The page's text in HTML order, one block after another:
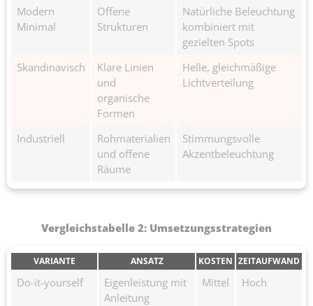
Modern
Minimal
Offene
Strukturen
Natürliche Beleuchtung
kombiniert mit
gezielten Spots
Skandinavisch
Klare Linien
und
organische
Formen
Helle, gleichmäßige
Lichtverteilung
Industriell
Rohmaterialien
und offene
Räume
Stimmungsvolle
Akzentbeleuchtung
Vergleichstabelle 2: Umsetzungsstrategien
VARIANTE ANSATZ KOSTEN ZEITAUFWAND
Do-it-yourself
Eigenleistung mit
Anleitung
Mittel Hoch